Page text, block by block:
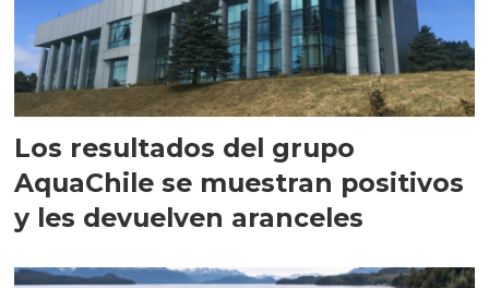
Los resultados del grupo
AquaChile se muestran positivos
y les devuelven aranceles